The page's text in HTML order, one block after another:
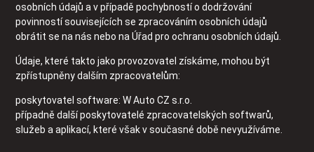
osobních údajů a v případě pochybností o dodržování
povinností souvisejících se zpracováním osobních údajů
obrátit se na nás nebo na Úřad pro ochranu osobních údajů.
Údaje, které takto jako provozovatel získáme, mohou být
zpřístupněny dalším zpracovatelům:
poskytovatel software: W Auto CZ s.r.o.
případně další poskytovatelé zpracovatelských softwarů,
služeb a aplikací, které však v současné době nevyužíváme.